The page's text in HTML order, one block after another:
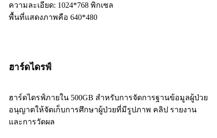
ความละเอียด: 1024*768 พิกเซล
พื้นที่แสดงภาพคือ 640*480
ฮาร์ดไดรฟ์
ฮาร์ดไดรฟ์ภายใน 500GB สำหรับการจัดการฐานข้อมูลผู้ป่วย
อนุญาตให้จัดเก็บการศึกษาผู้ป่วยที่มีรูปภาพ คลิป รายงาน
และการวัดผล